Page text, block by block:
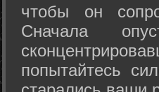
чтобы он
Сначала
попытайтесь